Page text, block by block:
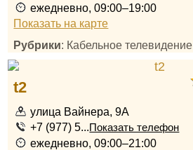
ежедневно, 09:00–19:00
Показать на карте
Рубрики: Кабельное телевидение
t2
улица Вайнера, 9А
+7 (977) 5...Показать телефон
ежедневно, 09:00–21:00